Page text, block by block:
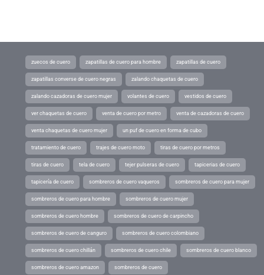
zuecos de cuero zapatillas de cuero para hombre zapatillas de cuero
zapatillas converse de cuero negras zalando chaquetas de cuero
zalando cazadoras de cuero mujer volantes de cuero vestidos de cuero
ver chaquetas de cuero venta de cuero por metro venta de cazadoras de cuero
venta chaquetas de cuero mujer un puf de cuero en forma de cubo
tratamiento de cuero trajes de cuero moto tiras de cuero por metros
tiras de cuero tela de cuero tejer pulseras de cuero tapicerias de cuero
tapicería de cuero sombreros de cuero vaqueros sombreros de cuero para mujer
sombreros de cuero para hombre sombreros de cuero mujer
sombreros de cuero hombre sombreros de cuero de carpincho
sombreros de cuero de canguro sombreros de cuero colombiano
sombreros de cuero chillán sombreros de cuero chile sombreros de cuero blanco
sombreros de cuero amazon sombreros de cuero